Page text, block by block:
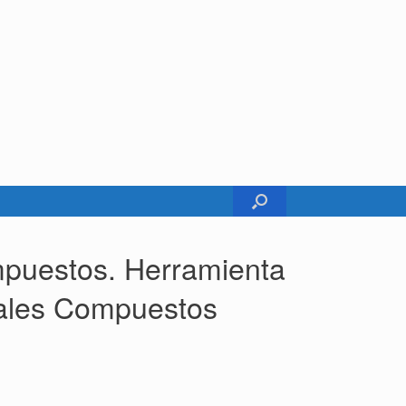
Herramienta
Compuestos